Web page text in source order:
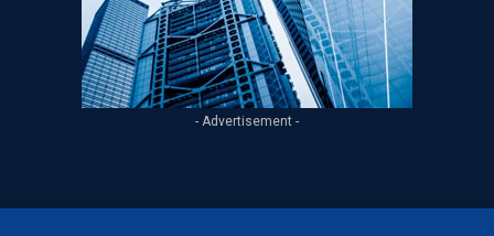
- Advertisement -